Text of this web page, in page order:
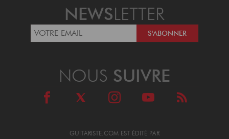
NEWSLETTER
GUITARISTE.COM EST ÉDITÉ PAR
NOUS SUIVRE